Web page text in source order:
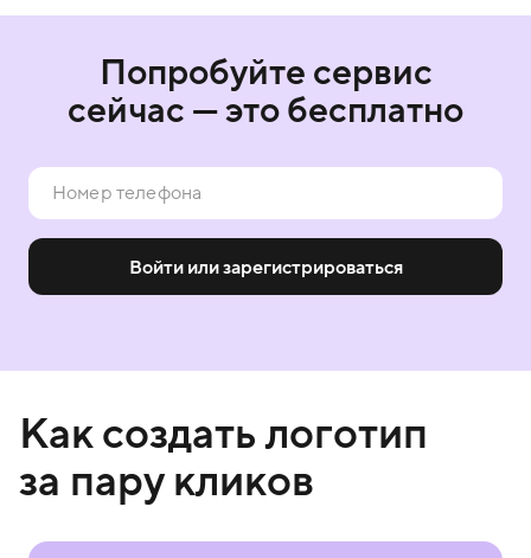
Попробуйте сервис
сейчас — это бесплатно
Войти или зарегистрироваться
Как создать логотип
за пару кликов